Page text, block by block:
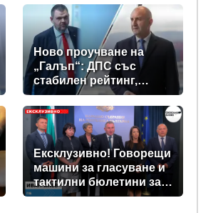
Ново проучване на
„Галъп“: ДПС със
стабилен рейтинг,
подкрепата към Радев
се запазва
Ексклузивно! Говорещи
машини за гласуване и
тактилни бюлетини за
незрящите предвиждат